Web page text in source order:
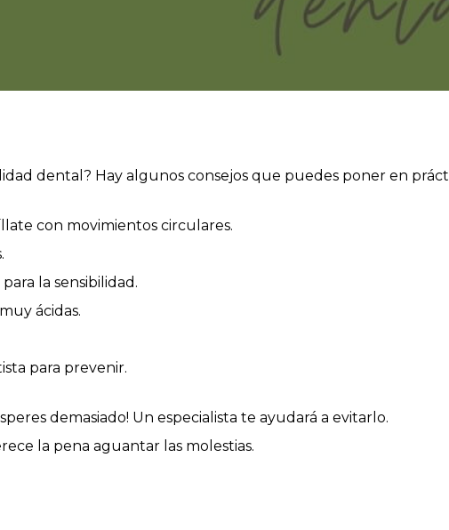
dental? Hay algunos consejos que puedes poner en
con movimientos circulares.
la sensibilidad.
ácidas.
para prevenir.
demasiado! Un especialista te ayudará a evitarlo.
la pena aguantar las molestias.